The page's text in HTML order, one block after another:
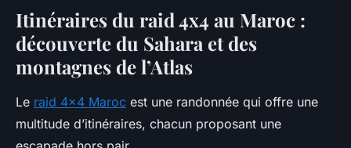
Itinéraires du raid 4x4 au Maroc :
découverte du Sahara et des
montagnes de l’Atlas
Le raid 4x4 Maroc est une randonnée qui offre une
multitude d’itinéraires, chacun proposant une